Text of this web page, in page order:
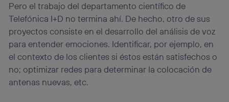
Pero el trabajo del departamento científico de
Telefónica I+D no termina ahí. De hecho, otro de sus
proyectos consiste en el desarrollo del análisis de voz
para entender emociones. Identificar, por ejemplo, en
el contexto de los clientes si éstos están satisfechos o
no; optimizar redes para determinar la colocación de
antenas nuevas, etc.